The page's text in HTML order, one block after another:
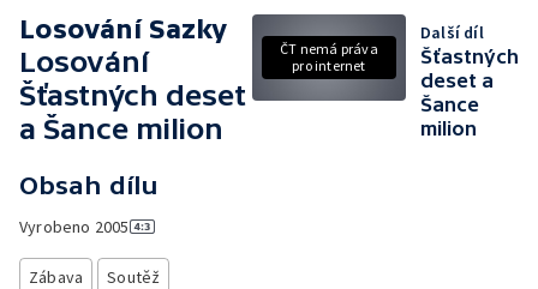
Losování Sazky
Losování
Šťastných deset
a Šance milion
Obsah dílu
Vyrobeno 2005
Zábava Soutěž
ČT nemá práva
pro internet
Další díl
Šťastných
deset a
Šance
milion